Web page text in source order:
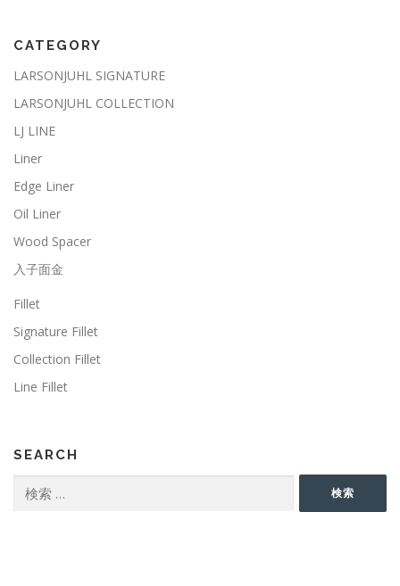
CATEGORY
LARSONJUHL SIGNATURE
LARSONJUHL COLLECTION
LJ LINE
Liner
Edge Liner
Oil Liner
Wood Spacer
入子面金
Fillet
Signature Fillet
Collection Fillet
Line Fillet
SEARCH
索:
検索